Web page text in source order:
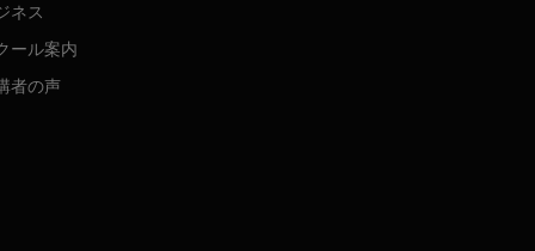
ネス
ール案内
者の声